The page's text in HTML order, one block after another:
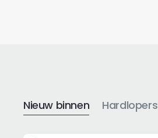
Nieuw binnen Hardlopers